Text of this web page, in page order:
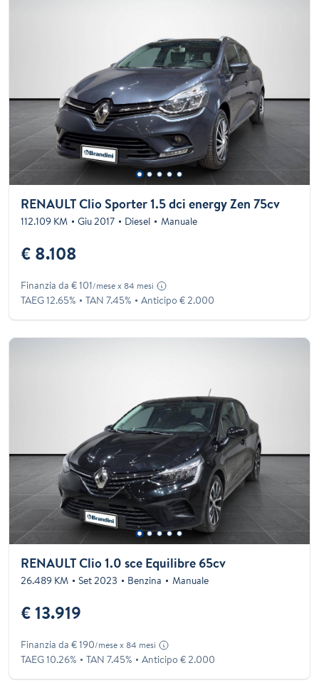
RENAULT Clio Sporter 1.5 dci energy Zen 75cv
112.109 KM Giu 2017 Diesel Manuale
€ 8.108
Finanzia da € 101/mese x 84 mesi
TAEG 12.65% TAN 7.45% Anticipo € 2.000
RENAULT Clio 1.0 sce Equilibre 65cv
26.489 KM Set 2023 Benzina Manuale
€ 13.919
Finanzia da € 190/mese x 84 mesi
TAEG 10.26% TAN 7.45% Anticipo € 2.000